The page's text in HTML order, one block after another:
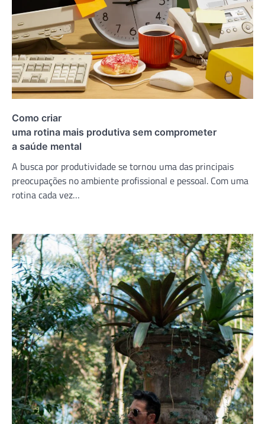
Como criar
uma rotina mais produtiva sem comprometer
a saúde mental
A busca por produtividade se tornou uma das principais
preocupações no ambiente profissional e pessoal. Com uma
rotina cada vez…